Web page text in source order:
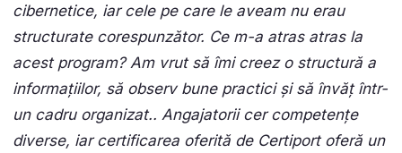
cibernetice, iar cele pe care le aveam nu erau
structurate corespunzător. Ce m-a atras atras la
acest program? Am vrut să îmi creez o structură a
informațiilor, să observ bune practici și să învăț într-
un cadru organizat.. Angajatorii cer competențe
diverse, iar certificarea oferită de Certiportoferă un